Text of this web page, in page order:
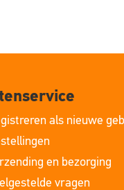
als nieuwe
en bezorging
vragen